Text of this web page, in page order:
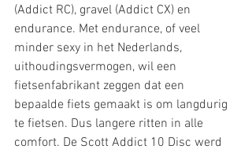
(Addict RC), gravel (Addict CX) en
endurance. Met endurance, of veel
minder sexy in het Nederlands,
uithoudingsvermogen, wil een
fietsenfabrikant zeggen dat een
bepaalde fiets gemaakt is om langdurig
te fietsen. Dus langere ritten in alle
comfort. De Scott Addict 10 Disc werd